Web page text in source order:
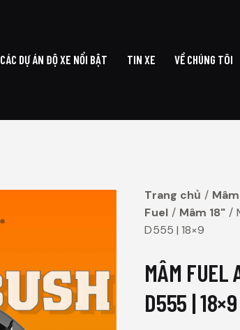
CÁC DỰ ÁN ĐỘ XE NỔI BẬT TIN XE VỀ CHÚNG TÔI
Trang chủ
Fuel
Mâm 18"
D555 | 18×9
MÂM FUEL
D555 | 18×9